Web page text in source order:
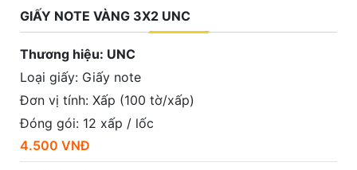
GIẤY NOTE VÀNG 3X2 UNC
Thương hiệu: UNC
Loại giấy: Giấy note
Đơn vị tính: Xấp (100 tờ/xấp)
Đóng gói: 12 xấp / lốc
4.500 VNĐ